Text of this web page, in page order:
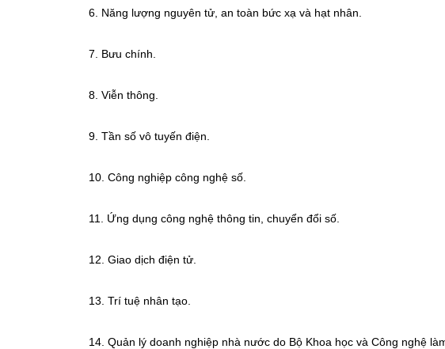
6. Năng lượng nguyên tử, an toàn bức xạ và hạt nhân.
7. Bưu chính.
8. Viễn thông.
9. Tần số vô tuyến điện.
10. Công nghiệp công nghệ số.
11. Ứng dụng công nghệ thông tin, chuyển đổi số.
12. Giao dịch điện tử.
13. Trí tuệ nhân tạo.
14. Quản lý doanh nghiệp nhà nước do Bộ Khoa học và Công nghệ